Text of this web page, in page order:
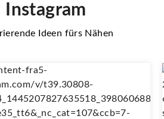
Instagram
Ideen fürs Nähen